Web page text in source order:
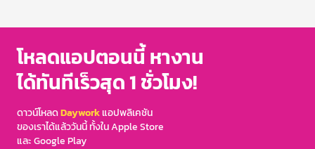
โหลดแอปตอนนี้ หางาน
ได้ทันทีเร็วสุด 1 ชั่วโมง!
ดาวน์โหลดDayworkแอปพลิเคชัน
ของเราได้แล้ววันนี้ ทั้งใน Apple Store
และ Google Play